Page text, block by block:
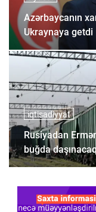
Azərbaycanın
Ukraynaya getdi
iqtisadiyyat
Rusiyadan
buğda